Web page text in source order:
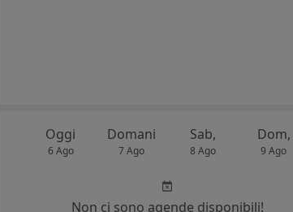
Oggi
6 Ago
Domani
7 Ago
Sab,
8 Ago
Dom,
9 Ago
Non ci sono agende disponibili!